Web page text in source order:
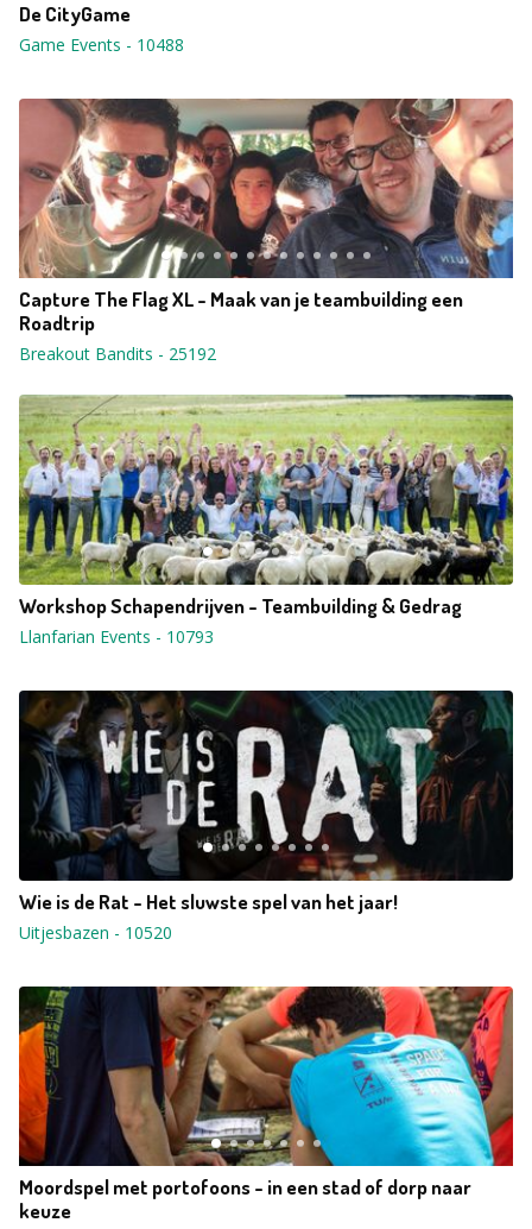
De CityGame
Game Events - 10488
Capture The Flag XL - Maak van je teambuilding een
Roadtrip
Breakout Bandits - 25192
Workshop Schapendrijven - Teambuilding & Gedrag
Llanfarian Events - 10793
Wie is de Rat - Het sluwste spel van het jaar!
Uitjesbazen - 10520
Moordspel met portofoons - in een stad of dorp naar
keuze